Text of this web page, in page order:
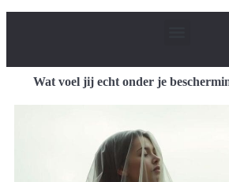
Wat voel jij echt onder je